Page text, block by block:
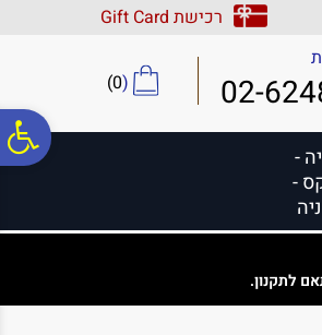
נגישות
אתר
המרכזי
רכישת Gift Card
02-
(
0
)
-
-
לתקנון.